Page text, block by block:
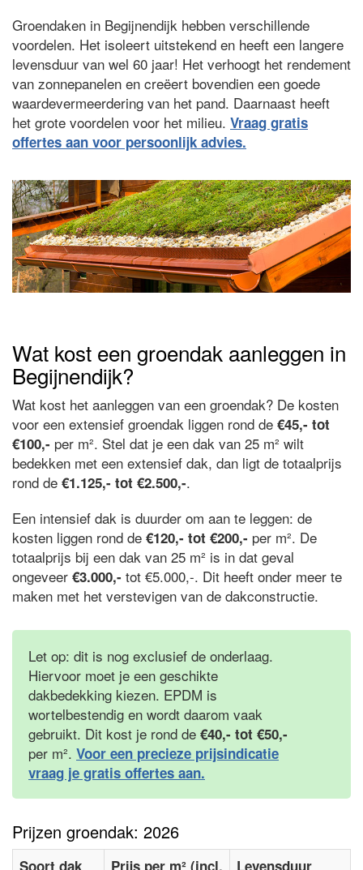
Groendaken in Begijnendijk hebben verschillende
voordelen. Het isoleert uitstekend en heeft een langere
levensduur van wel 60 jaar! Het verhoogt het rendement
van zonnepanelen en creëert bovendien een goede
waardevermeerdering van het pand. Daarnaast heeft
het grote voordelen voor het milieu. Vraag gratis
offertes aan voor persoonlijk advies.
Wat kost een groendak aanleggen in
Begijnendijk?
Wat kost het aanleggen van een groendak? De kosten
voor een extensief groendak liggen rond de €45,- tot
€100,- per m². Stel dat je een dak van 25 m² wilt
bedekken met een extensief dak, dan ligt de totaalprijs
rond de €1.125,- tot €2.500,-.
Een intensief dak is duurder om aan te leggen: de
kosten liggen rond de €120,- tot €200,- per m². De
totaalprijs bij een dak van 25 m² is in dat geval
ongeveer €3.000,- tot €5.000,-. Dit heeft onder meer te
maken met het verstevigen van de dakconstructie.
Let op: dit is nog exclusief de onderlaag.
Hiervoor moet je een geschikte
dakbedekking kiezen. EPDM is
wortelbestendig en wordt daarom vaak
gebruikt. Dit kost je rond de €40,- tot €50,-
per m². Voor een precieze prijsindicatie
vraag je gratis offertes aan.
Prijzen groendak: 2026